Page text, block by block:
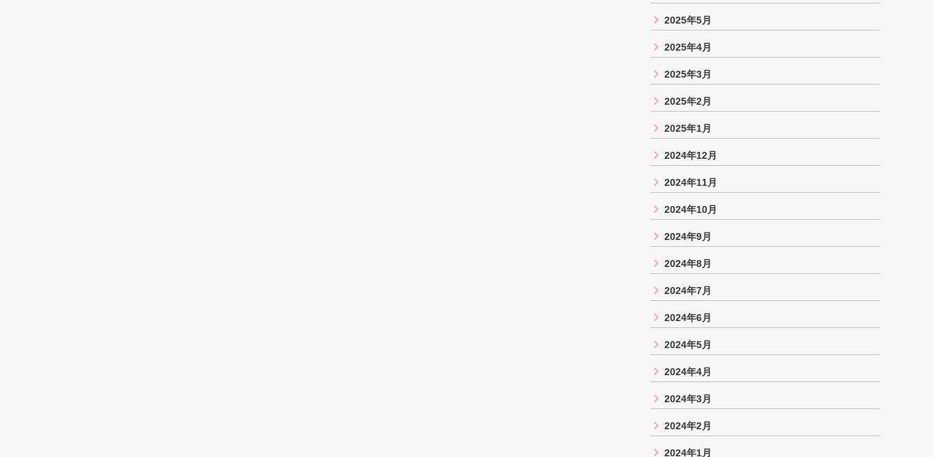
2025年5月
2025年4月
2025年3月
2025年2月
2025年1月
2024年12月
2024年11月
2024年10月
2024年9月
2024年8月
2024年7月
2024年6月
2024年5月
2024年4月
2024年3月
2024年2月
2024年1月